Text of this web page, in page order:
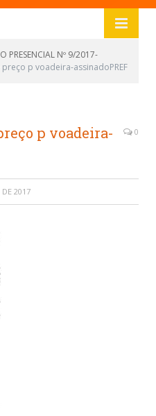
PRESENCIAL Nº 9/2017-
p voadeira-assinadoPREF
p voadeira-
0
DE 2017